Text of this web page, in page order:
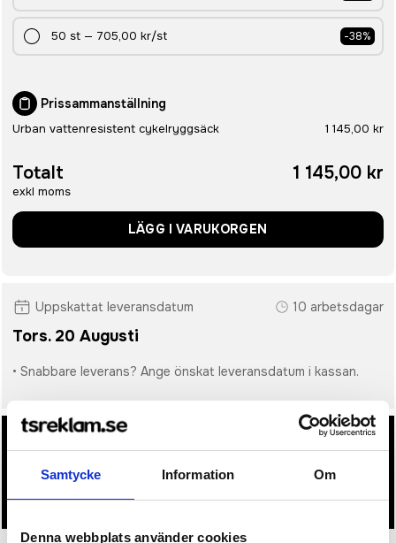
Samtycke Information Om
Denna webbplats använder cookies
50 st — 705,00 kr/st -38%
Prissammanställning
Urban vattenresistent cykelryggsäck 1 145,00 kr
Totalt
exkl moms
1 145,00 kr
LÄGG I VARUKORGEN
Uppskattat leveransdatum 10 arbetsdagar
Tors. 20 Augusti
• Snabbare leverans? Ange önskat leveransdatum i kassan.
• Du får alltid godkänna en offert och skiss på mailen
innan beställningen blir bindande.
• Tryckfil/er logo laddas upp i kassan.